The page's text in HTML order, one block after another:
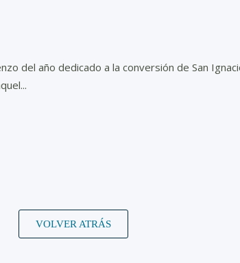
del año dedicado a la conversión de San
VOLVER ATRÁS